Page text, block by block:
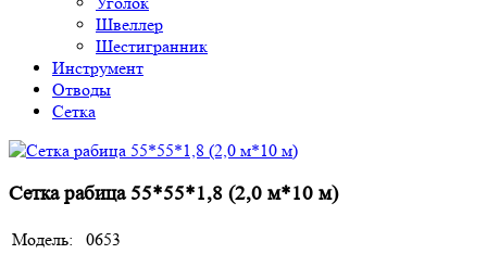
Швеллер
Шестигранник
Инструмент
Отводы
Сетка
Сетка рабица 55*55*1,8 (2,0 м*10 м)
Модель:
0653